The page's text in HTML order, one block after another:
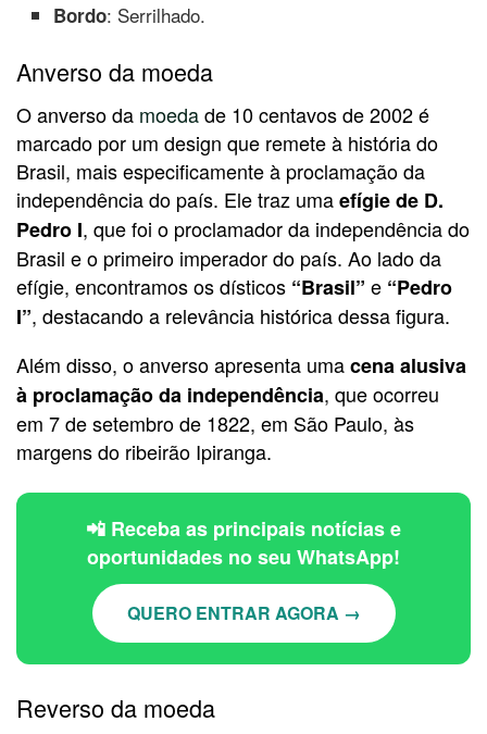
Bordo: Serrilhado.
Anverso da moeda
O anverso da moedade 10 centavos de 2002 é
marcado por um design que remete à história do
Brasil, mais especificamente à proclamação da
independência do país. Ele traz umaefígie de D.
Pedro I, que foi o proclamador da independência do
Brasil e o primeiro imperador do país. Ao lado da
efígie, encontramos os dísticos “Brasil” e “Pedro
I”, destacando a relevância histórica dessa figura.
Além disso, o anverso apresenta umacena alusiva
à proclamação da independência, que ocorreu
em 7 de setembro de 1822, em São Paulo, às
margens do ribeirão Ipiranga.
📲 Receba as principais notícias e
oportunidades no seu WhatsApp!
QUERO ENTRAR AGORA →
Reverso da moeda